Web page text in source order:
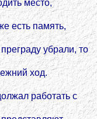
место,
есть память,
убрали, то
ход.
работать с